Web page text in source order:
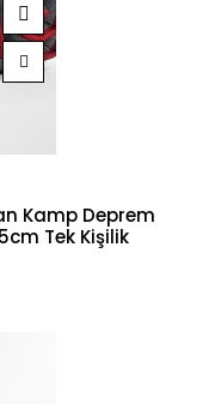
Kamp Deprem
Tek Kişilik